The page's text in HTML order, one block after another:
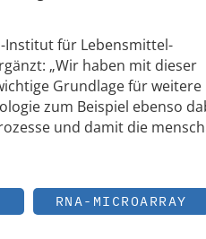
Institut für Lebensmittel-
„Wir haben mit dieser
Grundlage für weitere
zum Beispiel ebenso
und damit die
RNA-MICROARRAY